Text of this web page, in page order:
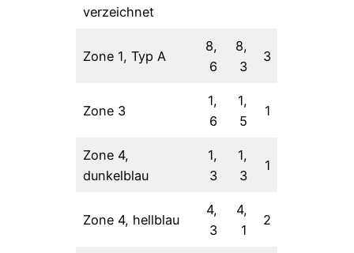
verzeichnet
Zone 1, Typ A
8,
6
8,
3
3
Zone 3
1,
6
1,
5
1
Zone 4,
dunkelblau
1,
3
1,
3
1
Zone 4, hellblau
4,
3
4,
1
2